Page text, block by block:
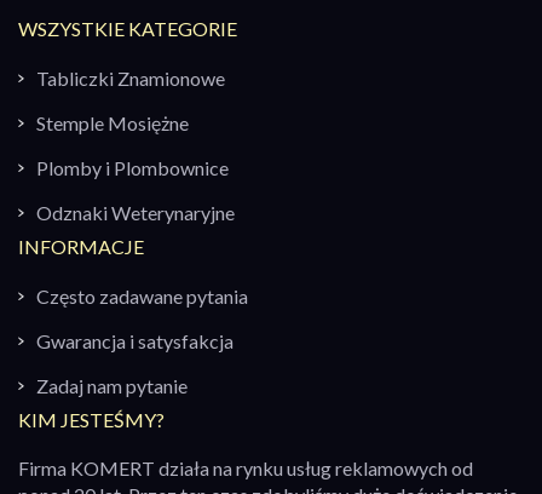
WSZYSTKIE KATEGORIE
Tabliczki Znamionowe
Stemple Mosiężne
Plomby i Plombownice
Odznaki Weterynaryjne
INFORMACJE
Często zadawane pytania
Gwarancja i satysfakcja
Zadaj nam pytanie
KIM JESTEŚMY?
Firma KOMERT działa na rynku usług reklamowych od